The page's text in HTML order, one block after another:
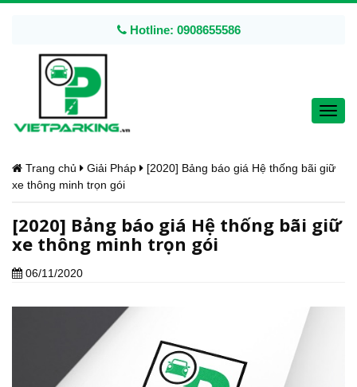
Hotline: 0908655586
Trang chủ Giải Pháp
[2020] Bảng báo giá Hệ thống bãi giữ
xe thông minh trọn gói
[2020] Bảng báo giá Hệ thống bãi giữ
xe thông minh trọn gói
06/11/2020